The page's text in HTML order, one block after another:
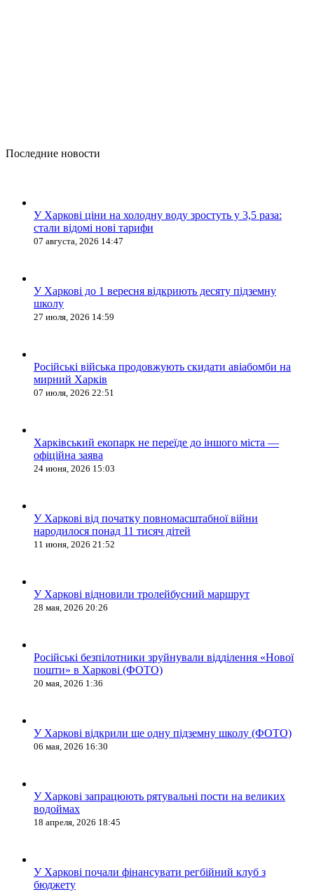
Последние новости
У Харкові ціни на холодну воду зростуть у 3,5 раза:
стали відомі нові тарифи
07 августа, 2026 14:47
У Харкові до 1 вересня відкриють десяту підземну
школу
27 июля, 2026 14:59
Російські війська продовжують скидати авіабомби на
мирний Харків
07 июля, 2026 22:51
Харківський екопарк не переїде до іншого міста —
офіційна заява
24 июня, 2026 15:03
У Харкові від початку повномасштабної війни
народилося понад 11 тисяч дітей
11 июня, 2026 21:52
У Харкові відновили тролейбусний маршрут
28 мая, 2026 20:26
Російські безпілотники зруйнували відділення «Нової
пошти» в Харкові (ФОТО)
20 мая, 2026 1:36
У Харкові відкрили ще одну підземну школу (ФОТО)
06 мая, 2026 16:30
У Харкові запрацюють рятувальні пости на великих
водоймах
18 апреля, 2026 18:45
У Харкові почали фінансувати регбійний клуб з
бюджету